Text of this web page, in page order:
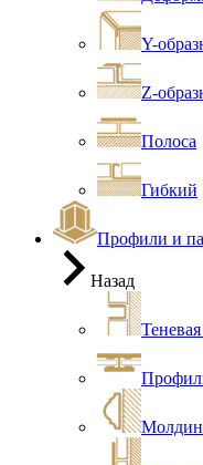
Y-
Z-
Полоса
Гибкий
Профили и
Назад